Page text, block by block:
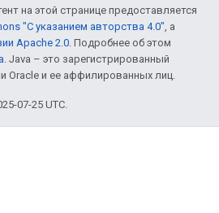
на этой странице предоставляется
"С указанием авторства 4.0", а
Apache 2.0. Подробнее об этом
. Java – это зарегистрированный
Oracle и ее аффилированных лиц.
07-25 UTC.